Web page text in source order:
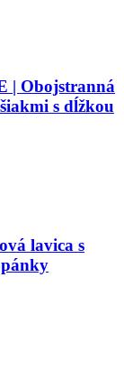
| Obojstranná
s dĺžkou
lavica s